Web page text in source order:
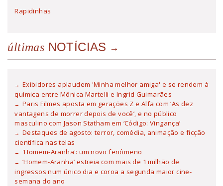
Rapidinhas
últimas NOTÍCIAS
Exibidores aplaudem 'Minha melhor amiga' e se rendem à
química entre Mônica Martelli e Ingrid Guimarães
Paris Filmes aposta em gerações Z e Alfa com ‘As dez
vantagens de morrer depois de você’, e no público
masculino com Jason Statham em ‘Código: Vingança’
Destaques de agosto: terror, comédia, animação e ficção
científica nas telas
'Homem-Aranha': um novo fenômeno
‘Homem-Aranha’ estreia com mais de 1 milhão de
ingressos num único dia e coroa a segunda maior cine-
semana do ano